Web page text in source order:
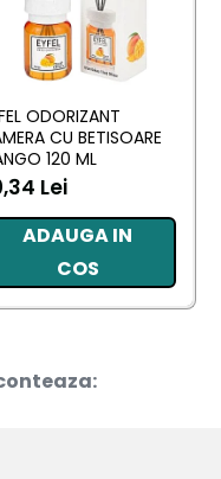
ODORIZANT
CU BETISOARE
120 ML
Lei
ADAUGA IN
COS